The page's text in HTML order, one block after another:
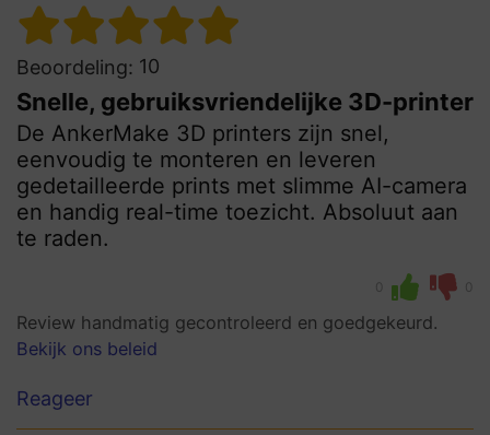
Beoordeling: 10
Snelle, gebruiksvriendelijke 3D-printer
De AnkerMake 3D printers zijn snel,
eenvoudig te monteren en leveren
gedetailleerde prints met slimme AI-camera
en handig real-time toezicht. Absoluut aan
te raden.
0 0
Review handmatig gecontroleerd en goedgekeurd.
Bekijk ons beleid
Reageer